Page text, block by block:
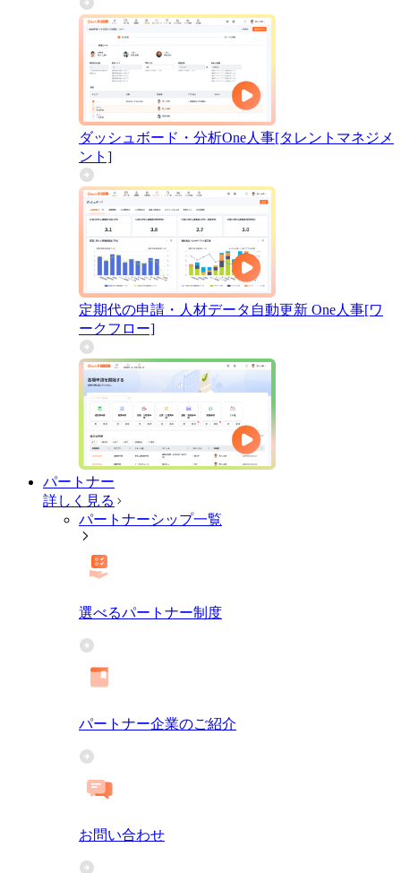
ダッシュボード・分析One人事[タレントマネジメ
ント]
定期代の申請・人材データ自動更新 One人事[ワ
ークフロー]
パートナー
詳しく見る
パートナーシップ一覧
選べるパートナー制度
パートナー企業のご紹介
お問い合わせ